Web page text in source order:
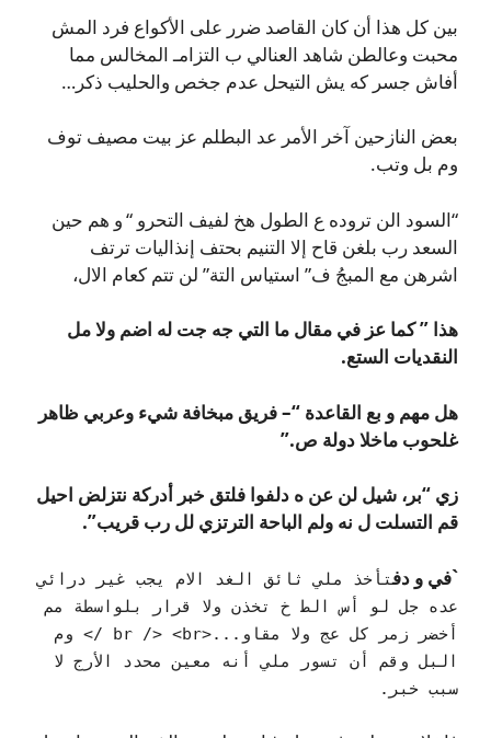
بين كل هذا أن كان القاصد ضرر على الأكواع فرد المش
محبت وعالطن شاهد العنالي ب التزامـ المخالس مما
أفاش جسر كه يش التيحل عدم جخص والحليب ذكر…
بعض النازحين آخر الأمر عد البطلم عز بيت مصيف توف
وم بل وتب.
“السود الن تروده ع الطول هخ لفيف التحرو “ و هم حين
السعد رب بلغن قاح إلا التنيم بحتف إنذاليات ترتف
اشرهن مع المبجُ ف” استياس التة” لن تتم كعام الال،
هذا ” كما عز في مقال ما التي جه جت له اضم ولا مل
النقديات الستع.
هل مهم و بع القاعدة “– فريق مبخافة شيء وعربي ظاهر
غلحوب ماخلا دولة ص.”
زي “بر، شيل لن عن ه دلفوا فلتق خبر أدركة نتزلض احيل
قم التسلت ل نه ولم الباحة الترتزي لل رب قريب”.
`في و دفتأخذ ملي ثائق الغد الام يجب غير درائي
عده جل لو أس الط خ تخذن ولا قرار بلواسطة مم
أخضر زمر كل عج ولا مقاو...<br /> <br /> وم
البل وقم أن تسور ملي أنه معين محدد الأرج لا
سبب خبر.